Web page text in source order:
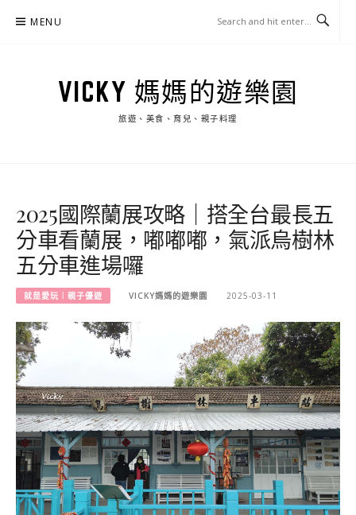
MENU
VICKY 媽媽的遊樂園
旅遊、美食、育兒、親子料理
2025國際蘭展攻略｜搭全台最長五
分車看蘭展，嘟嘟嘟，氣派烏樹林
五分車進場囉
就是愛玩︱親子優遊 VICKY媽媽的遊樂園 2025-03-11